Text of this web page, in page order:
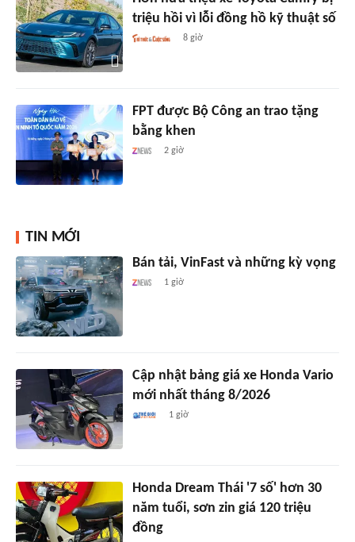
triệu hồi vì lỗi đồng hồ kỹ thuật số
8 giờ
FPT được Bộ Công an trao tặng
bằng khen
2 giờ
TIN MỚI
Bán tải, VinFast và những kỳ vọng
1 giờ
Cập nhật bảng giá xe Honda Vario
mới nhất tháng 8/2026
1 giờ
Honda Dream Thái '7 số' hơn 30
năm tuổi, sơn zin giá 120 triệu
đồng